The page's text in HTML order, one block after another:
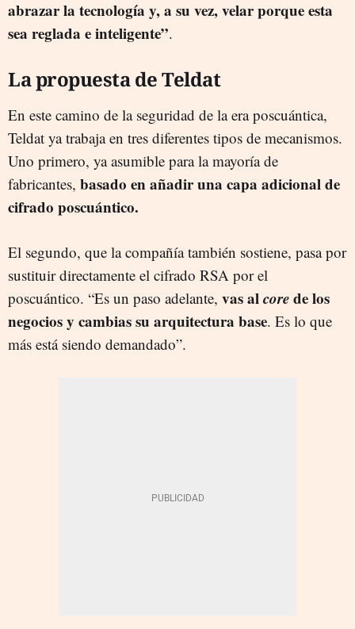
abrazar la tecnología y, a su vez, velar porque esta
sea reglada e inteligente”.
La propuesta de Teldat
En este camino de la seguridad de la era poscuántica,
Teldat ya trabaja en tres diferentes tipos de mecanismos.
Uno primero, ya asumible para la mayoría de
fabricantes, basado en añadir una capa adicional de
cifrado poscuántico.
El segundo, que la compañía también sostiene, pasa por
sustituir directamente el cifrado RSA por el
poscuántico. “Es un paso adelante, vas alcorede los
negocios y cambias su arquitectura base. Es lo que
más está siendo demandado”.